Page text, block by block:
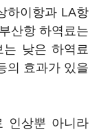
하이항과 LA항
산항 하역료는
낮은 하역료
의 효과가 있을
인상뿐 아니라